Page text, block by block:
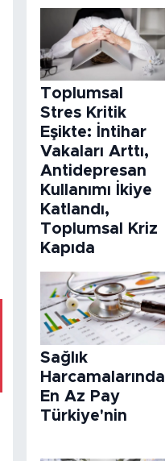
Toplumsal
Stres Kritik
Eşikte: İntihar
Vakaları Arttı,
Antidepresan
Kullanımı İkiye
Katlandı,
Toplumsal Kriz
Kapıda
Sağlık
Harcamalarında
En Az Pay
Türkiye'nin